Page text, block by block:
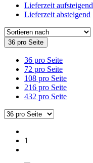
Lieferzeit aufsteigend
Lieferzeit absteigend
36 pro Seite
36 pro Seite
72 pro Seite
108 pro Seite
216 pro Seite
432 pro Seite
1